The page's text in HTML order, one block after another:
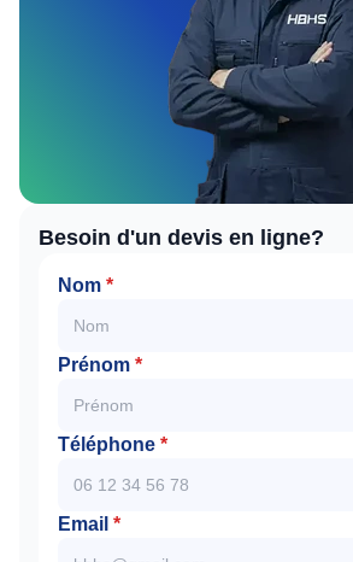
Besoin d'un devis en ligne?
Nom *
Prénom *
Téléphone *
Email *